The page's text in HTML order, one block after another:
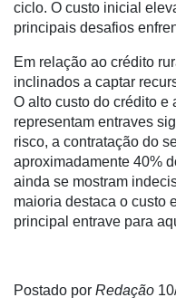
Agro
Lean
Way
Consulting
Manager
ONE
CHB
ciclo. O custo inicial
principais desafios
Em relação ao crédito
inclinados a captar
O alto custo do crédito e
representam entraves
risco, a contratação do
aproximadamente 40%
ainda se mostram
maioria destaca o custo
principal entrave para
Postado por Redação